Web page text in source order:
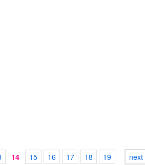
14 15 16 17 18 19 next